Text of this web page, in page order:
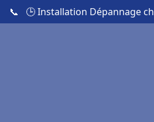
📞 🕒 Installation Dépannage